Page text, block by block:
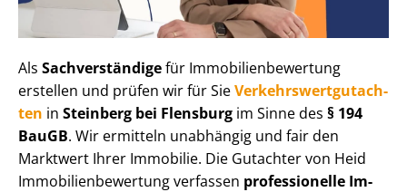
Als Sachverständigefür Im­mo­bi­li­en­be­wer­tung
erstellen und prüfen wir für SieVer­kehrs­wert­gut­ach­
ten in Steinberg bei Flensburg im Sinne des § 194
BauGB. Wir ermitteln unabhängig und fair den
Marktwert Ihrer Immobilie. Die Gutachter von Heid
Im­mo­bi­li­en­be­wer­tung verfassen professionelle Im­